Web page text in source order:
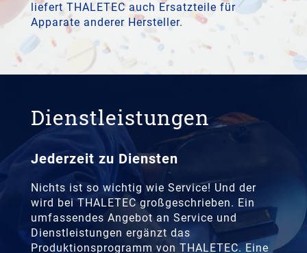
liefert THALETEC auch Ersatzteile für
Apparate anderer Hersteller.
Dienstleistungen
Jederzeit zu Diensten
Nichts ist so wichtig wie Service! Und der
wird bei THALETEC großgeschrieben. Ein
umfassendes Angebot an Service und
Dienstleistungen ergänzt das
Produktionsprogramm von THALETEC. Eine